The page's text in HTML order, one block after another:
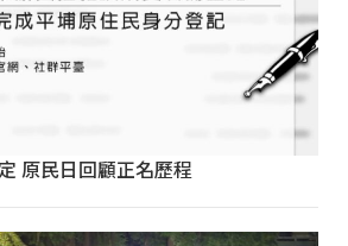
原民日回顧正名歷程